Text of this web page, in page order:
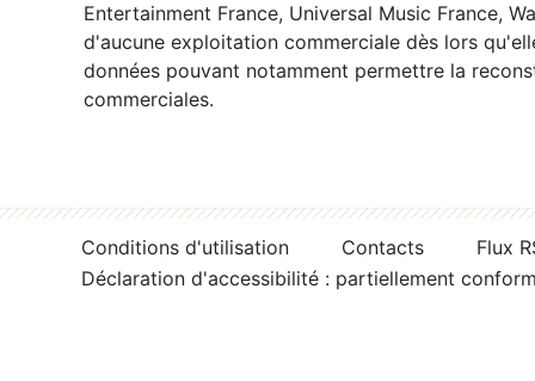
Entertainment France, Universal Music France,
d'aucune exploitation commerciale dès lors
données pouvant notamment permettre la
commerciales.
Conditions d'utilisation Contacts
Flux
Déclaration d'accessibilité : partiellement